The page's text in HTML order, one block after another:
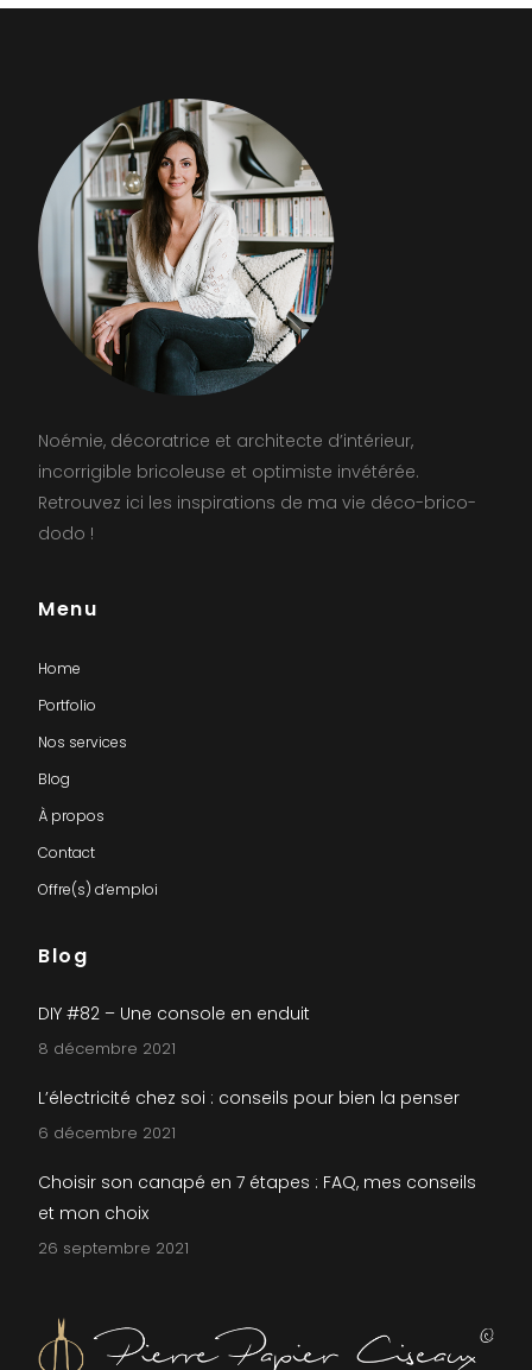
Noémie, décoratrice et architecte d’intérieur,
incorrigible bricoleuse et optimiste invétérée.
Retrouvez ici les inspirations de ma vie déco-brico-
dodo !
Menu
Home
Portfolio
Nos services
Blog
À propos
Contact
Offre(s) d’emploi
Blog
DIY #82 – Une console en enduit
8 décembre 2021
L’électricité chez soi : conseils pour bien la penser
6 décembre 2021
Choisir son canapé en 7 étapes : FAQ, mes conseils
et mon choix
26 septembre 2021